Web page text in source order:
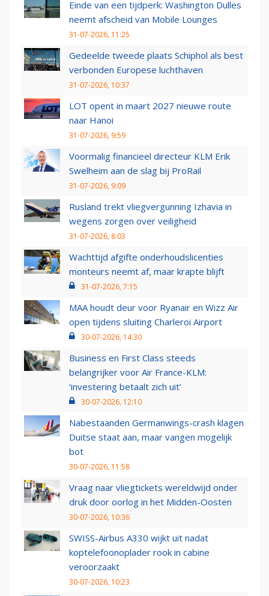
Einde van een tijdperk: Washington Dulles
neemt afscheid van Mobile Lounges
31-07-2026, 11:25
Gedeelde tweede plaats Schiphol als best
verbonden Europese luchthaven
31-07-2026, 10:37
LOT opent in maart 2027 nieuwe route
naar Hanoi
31-07-2026, 9:59
Voormalig financieel directeur KLM Erik
Swelheim aan de slag bij ProRail
31-07-2026, 9:09
Rusland trekt vliegvergunning Izhavia in
wegens zorgen over veiligheid
31-07-2026, 8:03
Wachttijd afgifte onderhoudslicenties
monteurs neemt af, maar krapte blijft
31-07-2026, 7:15
MAA houdt deur voor Ryanair en Wizz Air
open tijdens sluiting Charleroi Airport
30-07-2026, 14:30
Business en First Class steeds
belangrijker voor Air France-KLM:
‘investering betaalt zich uit’
30-07-2026, 12:10
Nabestaanden Germanwings-crash klagen
Duitse staat aan, maar vangen mogelijk
bot
30-07-2026, 11:58
Vraag naar vliegtickets wereldwijd onder
druk door oorlog in het Midden-Oosten
30-07-2026, 10:36
SWISS-Airbus A330 wijkt uit nadat
koptelefoonoplader rook in cabine
veroorzaakt
30-07-2026, 10:23